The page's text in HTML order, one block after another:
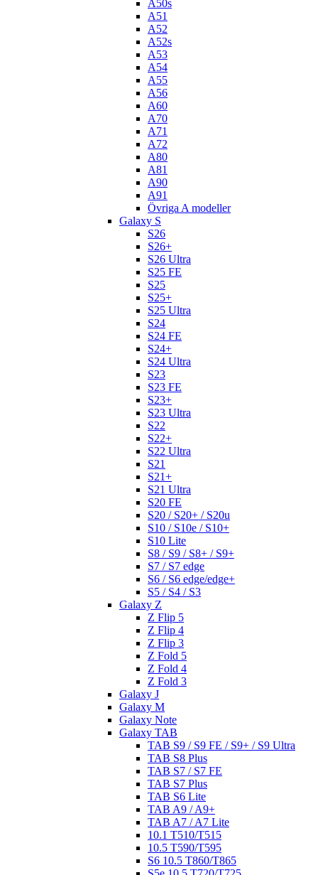
A50s
A51
A52
A52s
A53
A54
A55
A56
A60
A70
A71
A72
A80
A81
A90
A91
Övriga A modeller
Galaxy S
S26
S26+
S26 Ultra
S25 FE
S25
S25+
S25 Ultra
S24
S24 FE
S24+
S24 Ultra
S23
S23 FE
S23+
S23 Ultra
S22
S22+
S22 Ultra
S21
S21+
S21 Ultra
S20 FE
S20 / S20+ / S20u
S10 / S10e / S10+
S10 Lite
S8 / S9 / S8+ / S9+
S7 / S7 edge
S6 / S6 edge/edge+
S5 / S4 / S3
Galaxy Z
Z Flip 5
Z Flip 4
Z Flip 3
Z Fold 5
Z Fold 4
Z Fold 3
Galaxy J
Galaxy M
Galaxy Note
Galaxy TAB
TAB S9 / S9 FE / S9+ / S9 Ultra
TAB S8 Plus
TAB S7 / S7 FE
TAB S7 Plus
TAB S6 Lite
TAB A9 / A9+
TAB A7 / A7 Lite
10.1 T510/T515
10.5 T590/T595
S6 10.5 T860/T865